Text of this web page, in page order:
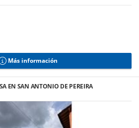
Más información
EN SAN ANTONIO DE PEREIRA